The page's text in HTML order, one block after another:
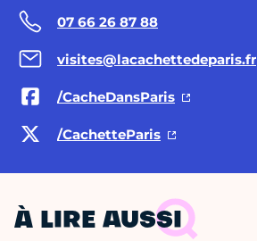
07 66 26 87 88
visites@lacachettedeparis.fr
/CacheDansParis
/CachetteParis
À LIRE AUSSI